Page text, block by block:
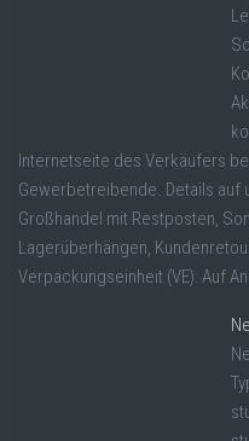
Internetseite des Verkäufers
Gewerbetreibende. Details auf
Großhandel mit Restposten,
Lagerüberhängen,
Verpackungseinheit (VE): Auf